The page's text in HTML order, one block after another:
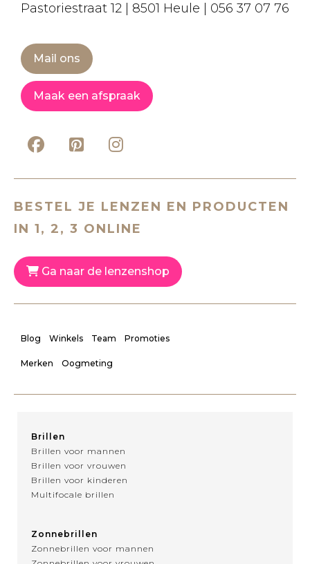
Pastoriestraat 12 | 8501 Heule | 056 37 07 76
Mail ons
Maak een afspraak
BESTEL JE LENZEN EN PRODUCTEN
IN 1, 2, 3 ONLINE
Ga naar de lenzenshop
Blog Winkels Team Promoties
Merken Oogmeting
Brillen
Brillen voor mannen
Brillen voor vrouwen
Brillen voor kinderen
Multifocale brillen
Zonnebrillen
Zonnebrillen voor mannen